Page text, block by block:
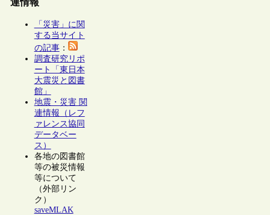
連情報
「災害」に関
する当サイト
の記事：
調査研究リポ
ート「東日本
大震災と図書
館」
地震・災害 関
連情報（レフ
ァレンス協同
データベー
ス）
各地の図書館
等の被災情報
等について
（外部リン
ク）
saveMLAK